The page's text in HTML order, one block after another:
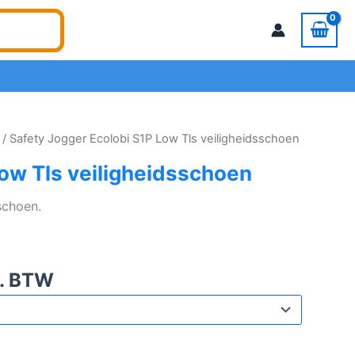
Safety Jogger Ecolobi S1P Low Tls veiligheidsschoen
Tls veiligheidsschoen
BTW